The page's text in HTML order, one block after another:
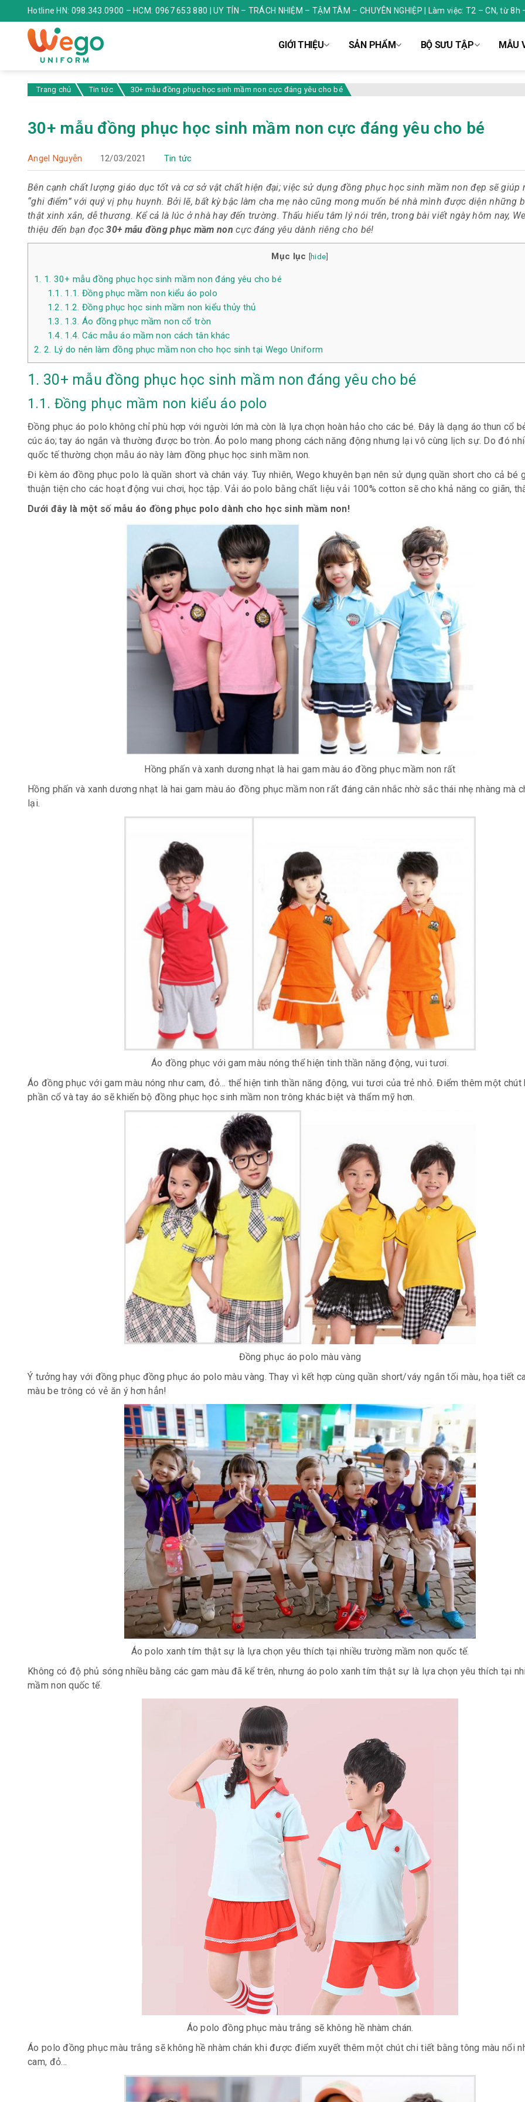
Hotline HN: 098.343.0900 – HCM: 0967 653 880 | UY TÍN – TRÁCH NHIỆM – TẬM TÂM – CHUYÊN NGHIỆP | Làm việc: T2 – CN, từ 8h
GIỚI THIỆU SẢN PHẨM BỘ SƯU TẬP MẪU
Trang chủ Tin tức 30+ mẫu đồng phục học sinh mầm non cực đáng yêu cho bé
30+ mẫu đồng phục học sinh mầm non cực đáng yêu cho bé
Angel Nguyễn 12/03/2021 Tin tức
Bên cạnh chất lượng giáo dục tốt và cơ sở vật chất hiện đại; việc sử dụngđồng phục học sinh mầm non đẹp sẽ giúp
“ghi điểm” với quý vị phụ huynh. Bởi lẽ,bất kỳ bậc làm cha mẹ nào cũng mong muốn bé nhà mình được diện những
thật xinh xắn, dễ thương. Kể cả là lúc ở nhà hay đến trường. Thấu hiểu tâm lý nói trên, trong bài viết ngày hôm nay,
thiệu đến bạn đọc30+ mẫu đồng phục mầm non cực đáng yêu dành riêng cho bé!
Mục lục [hide]
1. 1. 30+ mẫu đồng phục học sinh mầm non đáng yêu cho bé
1.1. 1.1. Đồng phục mầm non kiểu áo polo
1.2. 1.2. Đồng phục học sinh mầm non kiểu thủy thủ
1.3. 1.3. Áo đồng phục mầm non cổ tròn
1.4. 1.4. Các mẫu áo mầm non cách tân khác
2. 2. Lý do nên làm đồng phục mầm non cho học sinh tại Wego Uniform
1. 30+ mẫu đồng phục học sinh mầm non đáng yêu cho bé
1.1. Đồng phục mầm non kiểu áo polo
Đồng phục áo polo không chỉ phù hợp với người lớn mà còn là lựa chọn hoàn hảo cho các bé. Đây là dạng áo thun cổ
cúc áo; tay áo ngắn và thường được bo tròn. Áo polo mang phong cách năng động nhưng lại vô cùng lịch sự. Do đó
quốc tế thường chọn mẫu áo này làm đồng phục học sinh mầm non.
Đi kèm áo đồng phục polo là quần short và chân váy. Tuy nhiên, Wego khuyên bạn nên sử dụng quần short cho cả bé
thuận tiện cho các hoạt động vui chơi, học tập. Vải áo polo bằng chất liệu vải 100% cotton sẽ cho khả năng co giãn,
Dưới đây là một số mẫu áo đồng phục polo dành cho học sinh mầm non!
Hồng phấn và xanh dương nhạt là hai gam màu áo đồng phục mầm non rất
Hồng phấn và xanh dương nhạt là hai gam màu áo đồng phục mầm non rất đáng cân nhắc nhờ sắc thái nhẹ nhàng mà
lại.
Áo đồng phục với gam màu nóng thể hiện tinh thần năng động, vui tươi.
Áo đồng phục với gam màu nóng như cam, đỏ… thể hiện tinh thần năng động, vui tươi của trẻ nhỏ. Điểm thêm một chút
phần cổ và tay áo sẽ khiến bộđồng phục học sinh mầm non trông khác biệt và thẩm mỹ hơn.
Đồng phục áo polo màu vàng
Ý tưởng hay với đồng phục đồng phục áo polo màu vàng. Thay vì kết hợp cùng quần short/váy ngắn tối màu, họa tiết
màu be trông có vẻ ăn ý hơn hẳn!
Áo polo xanh tím thật sự là lựa chọn yêu thích tại nhiều trường mầm non quốc tế.
Không có độ phủ sóng nhiều bằng các gam màu đã kể trên, nhưng áo polo xanh tím thật sự là lựa chọn yêu thích tại
mầm non quốc tế.
Áo polo đồng phục màu trắng sẽ không hề nhàm chán.
Áo polo đồng phục màu trắng sẽ không hề nhàm chán khi được điểm xuyết thêm một chút chi tiết bằng tông màu nổi
cam, đỏ…